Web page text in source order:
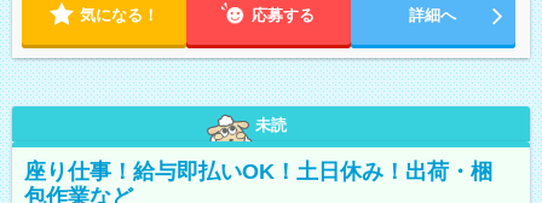
気になる！ 応募する 詳細へ
未読
座り仕事！給与即払いOK！土日休み！出荷・梱
包作業など